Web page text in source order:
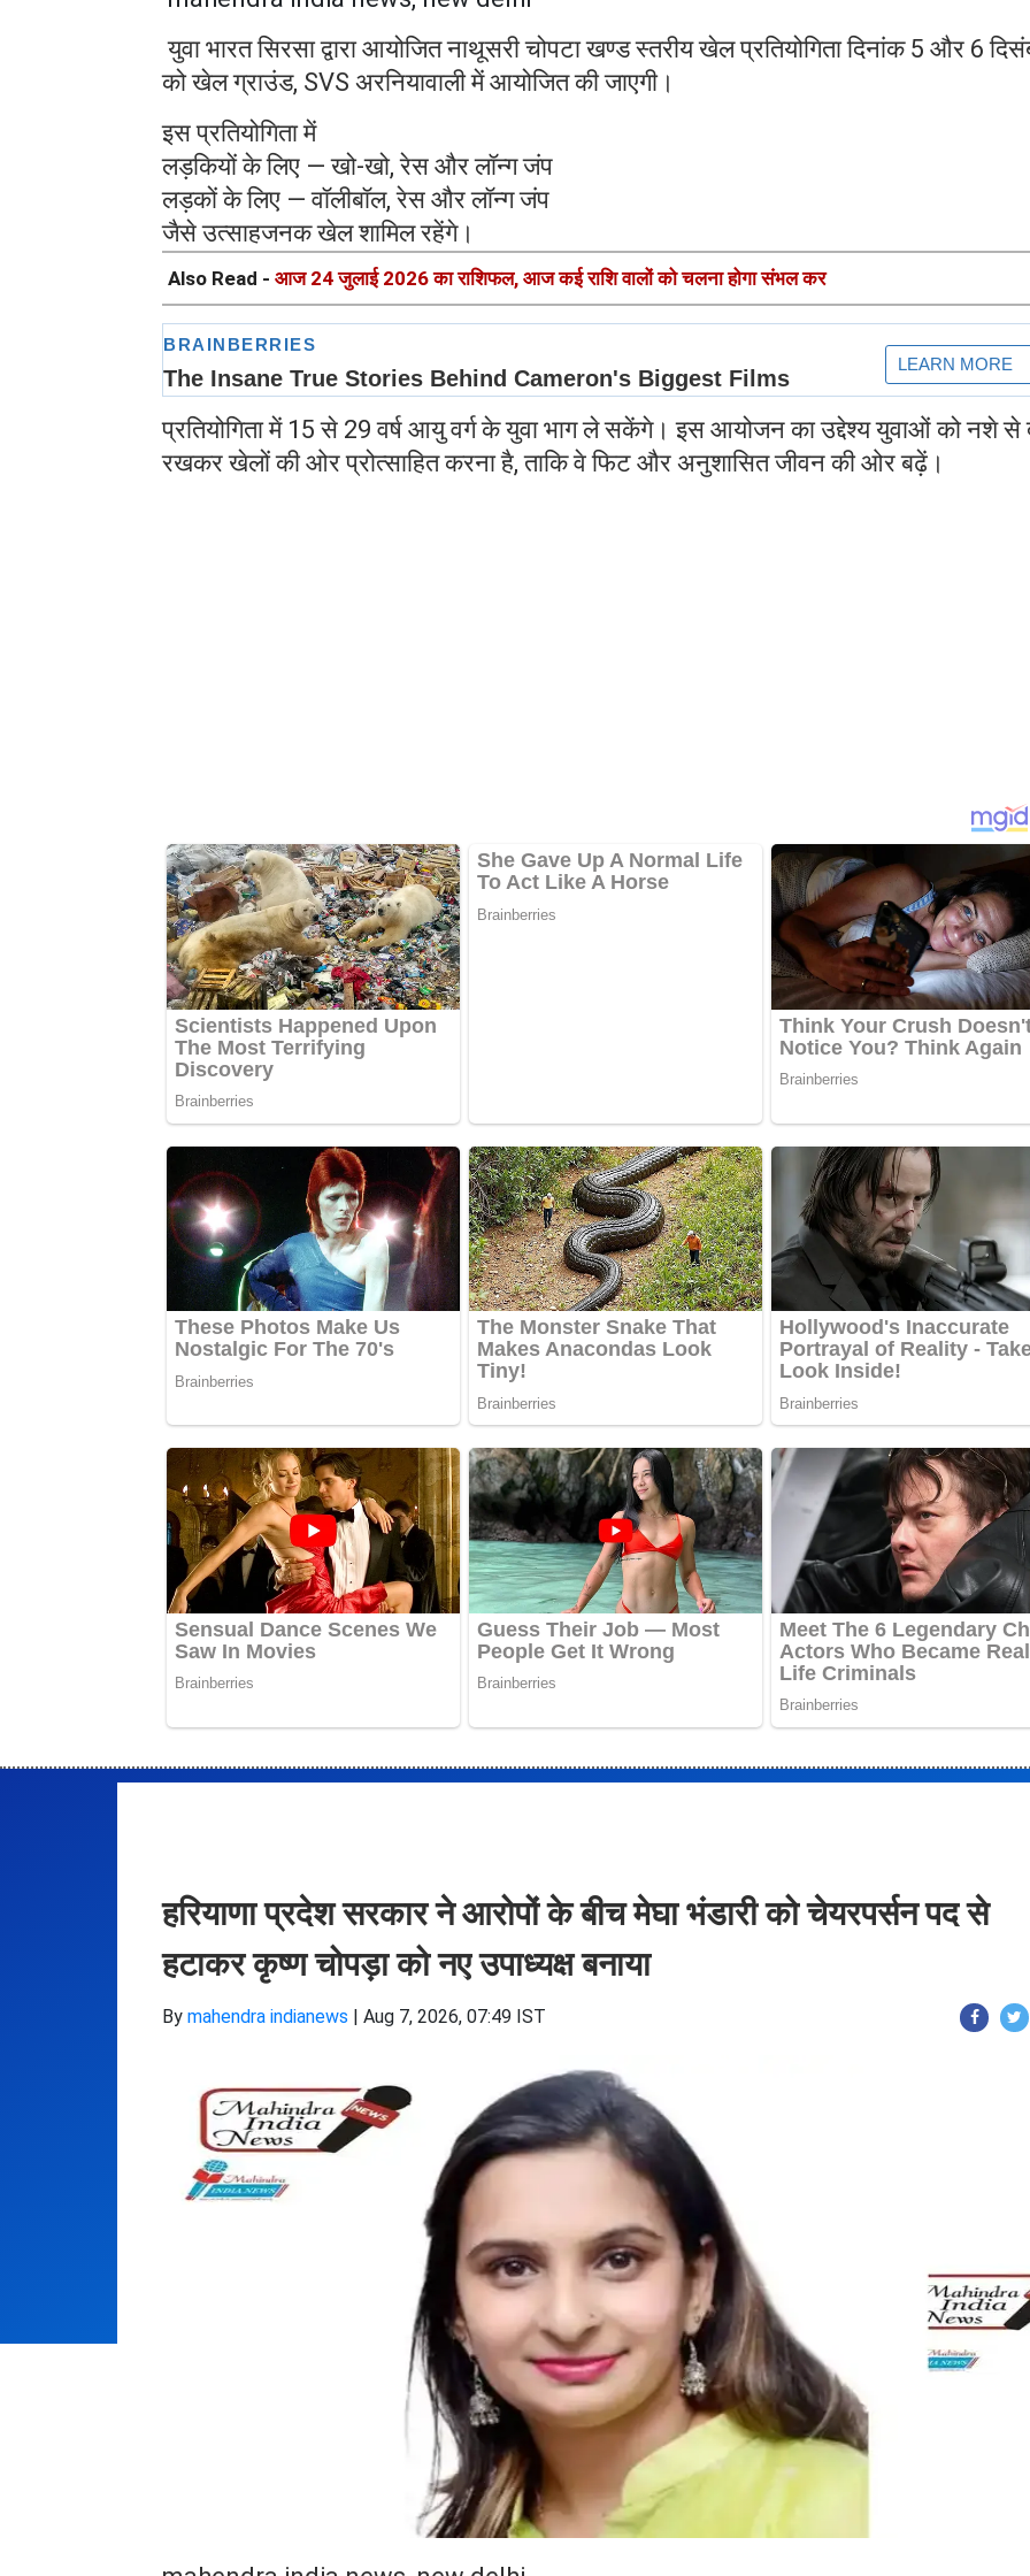
युवा भारत सिरसा द्वारा आयोजित नाथूसरी चोपटा खण्ड स्तरीय खेल प्रतियोगिता दिनांक 5 और 6
को खेल ग्राउंड, SVS अरनियावाली में आयोजित की जाएगी।
इस प्रतियोगिता में
लड़कियों के लिए — खो-खो, रेस और लॉन्ग जंप
लड़कों के लिए — वॉलीबॉल, रेस और लॉन्ग जंप
जैसे उत्साहजनक खेल शामिल रहेंगे।
Also Read - आज 24 जुलाई 2026 का राशिफल, आज कई राशि वालों को चलना होगा संभल कर
प्रतियोगिता में 15 से 29 वर्ष आयु वर्ग के युवा भाग ले सकेंगे। इस आयोजन का उद्देश्य युवाओं को नशे से
रखकर खेलों की ओर प्रोत्साहित करना है, ताकि वे फिट और अनुशासित जीवन की ओर बढ़ें।
हरियाणा प्रदेश सरकार ने आरोपों के बीच मेघा भंडारी को चेयरपर्सन पद से
हटाकर कृष्ण चोपड़ा को नए उपाध्यक्ष बनाया
By mahendra indianews | Aug 7, 2026, 07:49 IST